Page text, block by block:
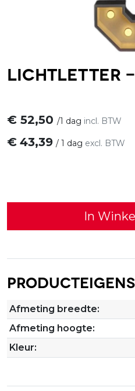
Lichtletter -
€ 52,50 /1 dag incl. BTW
€ 43,39 / 1 dag excl. BTW
In
Afmeting breedte:
Afmeting hoogte:
Kleur: